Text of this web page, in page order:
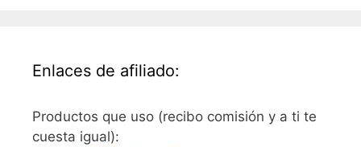
Enlaces de afiliado:
Productos que uso (recibo comisión y a ti te
cuesta igual):